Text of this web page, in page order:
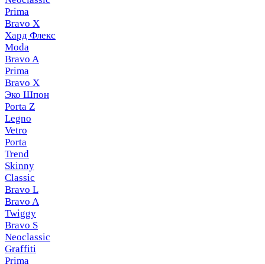
Prima
Bravo X
Хард Флекс
Moda
Bravo A
Prima
Bravo X
Эко Шпон
Porta Z
Legno
Vetro
Porta
Trend
Skinny
Classic
Bravo L
Bravo A
Twiggy
Bravo S
Neoclassic
Graffiti
Prima